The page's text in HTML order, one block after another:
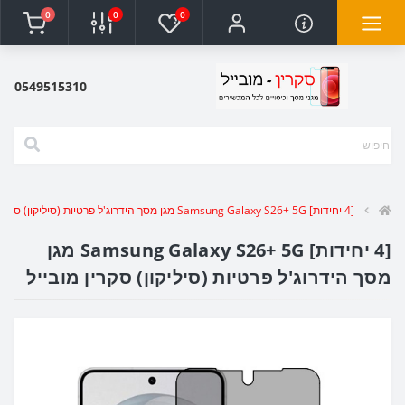
0
0
0
0549515310
[4 יחידות] Samsung Galaxy S26+ 5G מגן מסך הידרוג'ל פרטיות (סיליקון) סקרין מובייל
[4 יחידות] Samsung Galaxy S26+ 5G מגן
מסך הידרוג'ל פרטיות (סיליקון) סקרין מובייל